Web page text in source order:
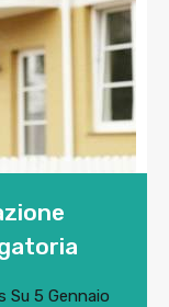
Su 5 Gennaio